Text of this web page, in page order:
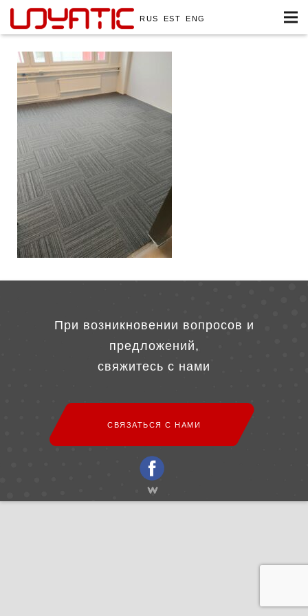
RUS EST ENG
При возникновении вопросов и
предложений,
свяжитесь с нами
СВЯЗАТЬСЯ С НАМИ